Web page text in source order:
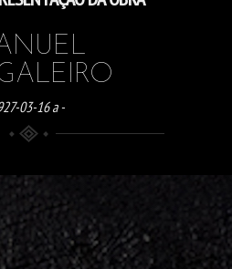
03-16 a -